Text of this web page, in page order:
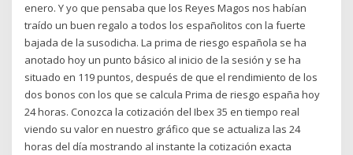
enero. Y yo que pensaba que los Reyes Magos nos habían
traído un buen regalo a todos los españolitos con la fuerte
bajada de la susodicha. La prima de riesgo española se ha
anotado hoy un punto básico al inicio de la sesión y se ha
situado en 119 puntos, después de que el rendimiento de los
dos bonos con los que se calcula Prima de riesgo españa hoy
24 horas. Conozca la cotización del Ibex 35 en tiempo real
viendo su valor en nuestro gráfico que se actualiza las 24
horas del día mostrando al instante la cotización exacta